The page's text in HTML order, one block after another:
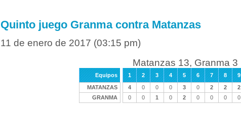
Quinto juego Granma contra Matanzas
11 de enero de 2017 (03:15 pm)
Matanzas 13, Granma 3
Equipos 1 2 3 4 5 6 7 8 9
MATANZAS
4 0 0 0 3 0 2 2 2
GRANMA
0 0 1 0 2 0 0 0 0